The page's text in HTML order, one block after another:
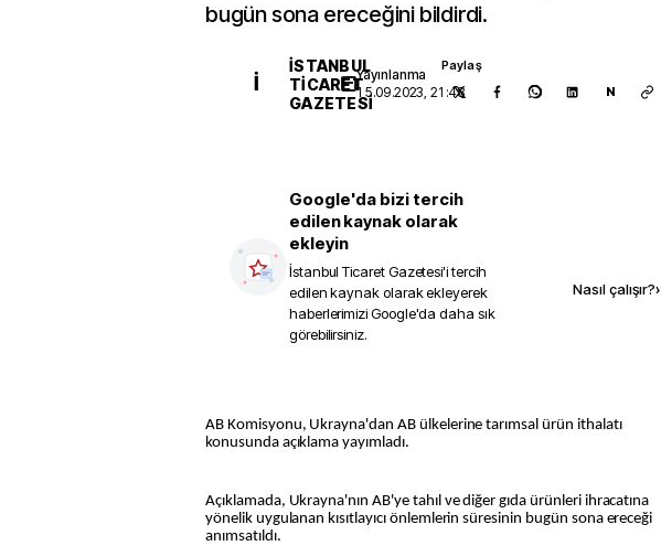
bugün sona ereceğini bildirdi.
İ
İSTANBUL
TICARET
GAZETESI
Yayınlanma
15.09.2023, 21:48
Paylaş
N
Google'da bizi tercih
edilen kaynak olarak
ekleyin
İstanbul Ticaret Gazetesi'i tercih
edilen kaynak olarak ekleyerek
haberlerimizi Google'da daha sık
görebilirsiniz.
Nasıl çalışır?›
AB Komisyonu, Ukrayna'dan AB ülkelerine tarımsal ürün ithalatı
konusunda açıklama yayımladı.
Açıklamada, Ukrayna'nın AB'ye tahıl ve diğer gıda ürünleri ihracatına
yönelik uygulanan kısıtlayıcı önlemlerin süresinin bugün sona ereceği
anımsatıldı.